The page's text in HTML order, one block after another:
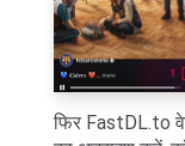
फिर FastDL.to